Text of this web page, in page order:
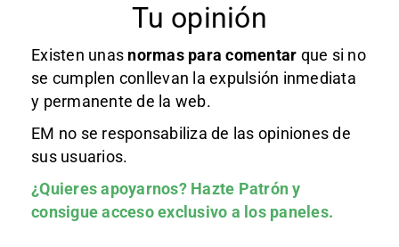
Tu opinión
Existen unas normas para comentar que si no
se cumplen conllevan la expulsión inmediata
y permanente de la web.
EM no se responsabiliza de las opiniones de
sus usuarios.
¿Quieres apoyarnos? Hazte Patróny
consigue acceso exclusivo a los paneles.